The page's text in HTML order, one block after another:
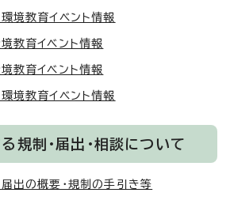
境教育イベント情報
教育イベント情報
教育イベント情報
境教育イベント情報
規制・届出・相談について
出の概要・規制の手引き等